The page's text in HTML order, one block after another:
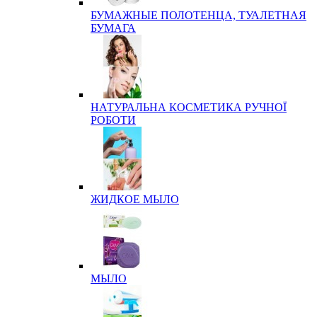
БУМАЖНЫЕ ПОЛОТЕНЦА, ТУАЛЕТНАЯ
БУМАГА
НАТУРАЛЬНА КОСМЕТИКА РУЧНОЇ
РОБОТИ
ЖИДКОЕ МЫЛО
МЫЛО